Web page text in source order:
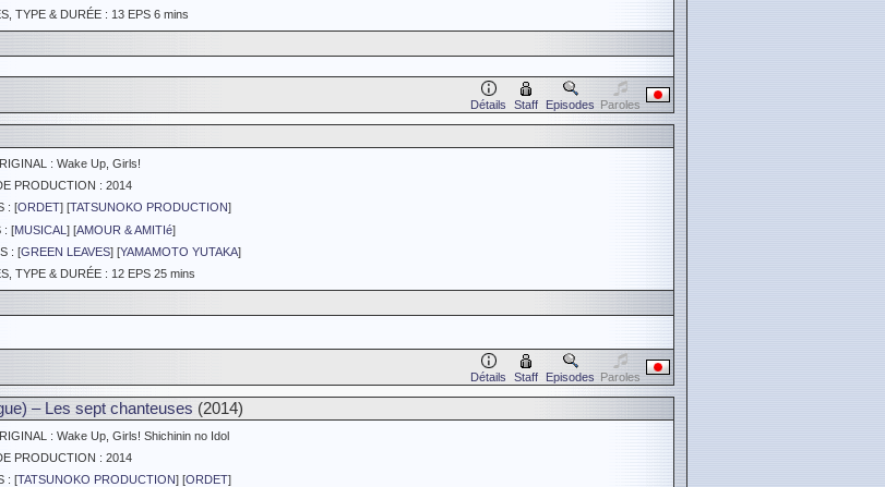
TYPE & DURÉE : 13 EPS 6 mins
Détails Staff Episodes Paroles
: Wake Up, Girls!
PRODUCTION : 2014
: [ORDET] [TATSUNOKO PRODUCTION]
: [MUSICAL ] [AMOUR & AMITIé]
: [GREEN LEAVES] [YAMAMOTO YUTAKA]
TYPE & DURÉE : 12 EPS 25 mins
Détails Staff Episodes Paroles
– Les sept chanteuses (2014)
: Wake Up, Girls! Shichinin no Idol
PRODUCTION : 2014
: [TATSUNOKO PRODUCTION] [ORDET]